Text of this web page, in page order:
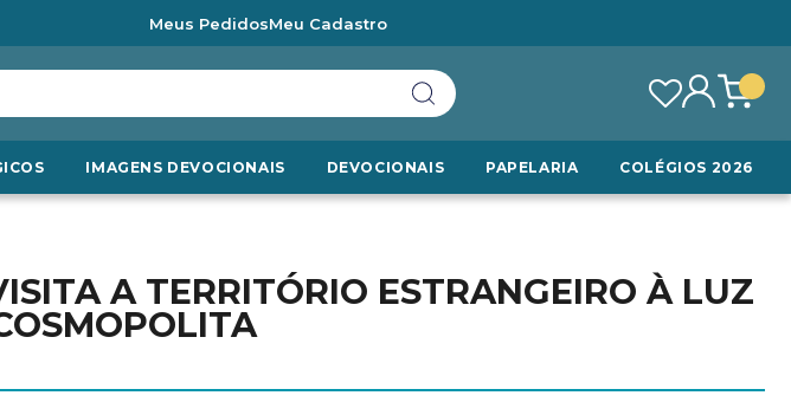
Meus PedidosMeu Cadastro
IMAGENS DEVOCIONAIS DEVOCIONAIS PAPELARIA COLÉGIOS 2026
A TERRITÓRIO ESTRANGEIRO À LUZ